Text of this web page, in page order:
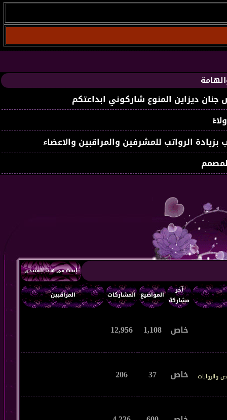
ديزاين المنوع شاركوني ابداعتكم
بزيادة الرواتب للمشرفين والمراقبين والاعضاء
إبحث في هذا المنتدى
آخر
مشاركة
المواضيع المشاركات المراقبين
خاص 1,108
12,956
والروايات خاص 37
206